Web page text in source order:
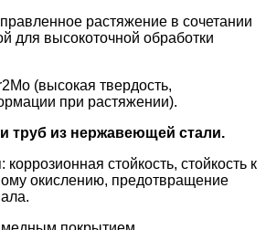
растяжение в сочетании
для высокоточной обработки
(высокая твердость,
при растяжении).
труб из нержавеющей стали.
стойкость, стойкость к
окислению, предотвращение